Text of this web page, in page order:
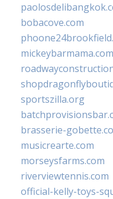
bobacove.com
mickeybarmama.com
sportszilla.org
brasserie-
musicrearte.com
morseysfarms.com
riverviewtennis.com
official-kelly-toys-